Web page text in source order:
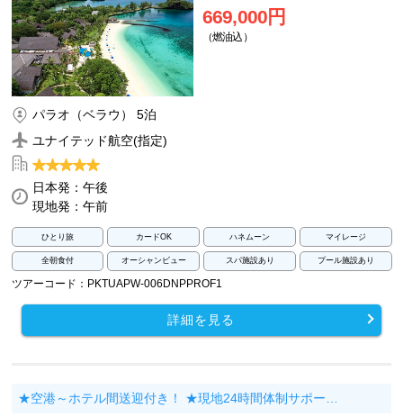
669,000円
（燃油込）
パラオ（ベラウ） 5泊
ユナイテッド航空(指定)
日本発：午後
現地発：午前
ひとり旅 カードOK ハネムーン マイレージ
全朝食付 オーシャンビュー スパ施設あり プール施設あり
ツアーコード：PKTUAPW-006DNPPROF1
詳細を見る
★空港～ホテル間送迎付き！ ★現地24時間体制サポー…